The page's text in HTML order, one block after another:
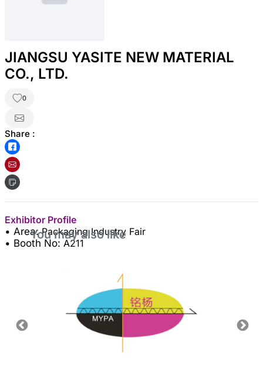
JIANGSU YASITE NEW MATERIAL
CO., LTD.
0
Share :
Exhibitor Profile
• Area:Packaging Industry Fair
• Booth No: A211
You may also like